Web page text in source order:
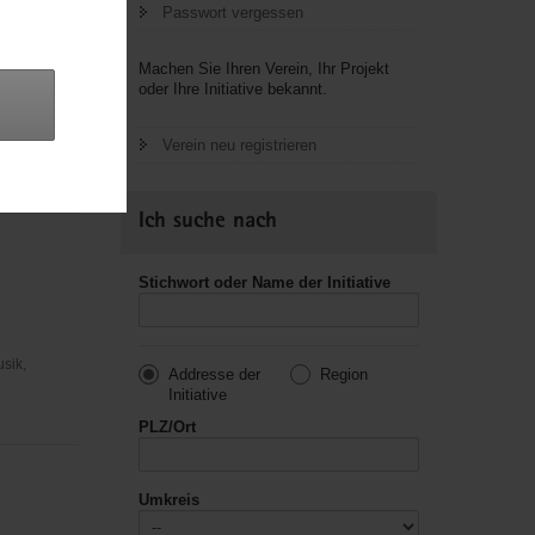
Passwort vergessen
Machen Sie Ihren Verein, Ihr Projekt
oder Ihre Initiative bekannt.
Verein neu registrieren
Ich suche nach
Stichwort oder Name der Initiative
Addresse der
Initiative
Region
PLZ/Ort
Umkreis